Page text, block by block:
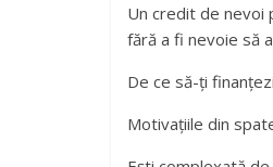
Un credit de nevoi
fără a fi nevoie să
De ce să-ți
Motivațiile din